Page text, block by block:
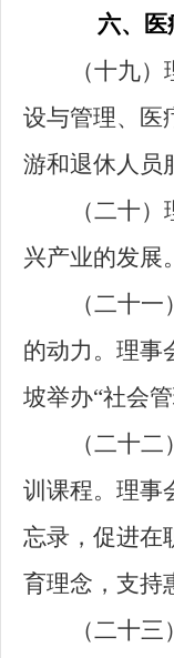
六、医
（十九）
设与管理、医
游和退休人员
（二十）
兴产业的发展。
（二十一）
的动力。理事
坡举办“社会
（二十二）
训课程。理事
忘录，促进在
育理念，支持
（二十三）